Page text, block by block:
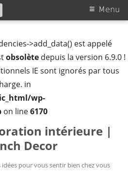
>add_data() est appelé
obsolète depuis la version 6.9.0 !
IE sont ignorés par tous
in
wp-
on line6170
intérieure |
Decor
pour vous sentir bien chez vous
Menu
Rechercher :